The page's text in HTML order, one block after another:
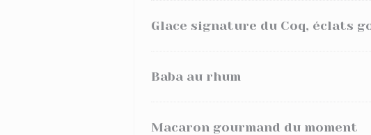
Glace signature du Coq, éclats
Baba au rhum
Macaron gourmand du moment